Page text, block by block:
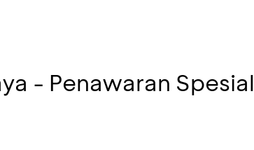
- Penawaran Spesial